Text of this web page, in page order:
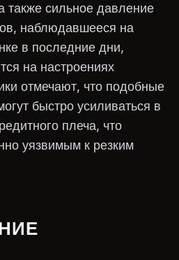
также сильное давление
наблюдавшееся на
в последние дни,
на настроениях
отмечают, что подобные
быстро усиливаться в
плеча, что
уязвимым к резким